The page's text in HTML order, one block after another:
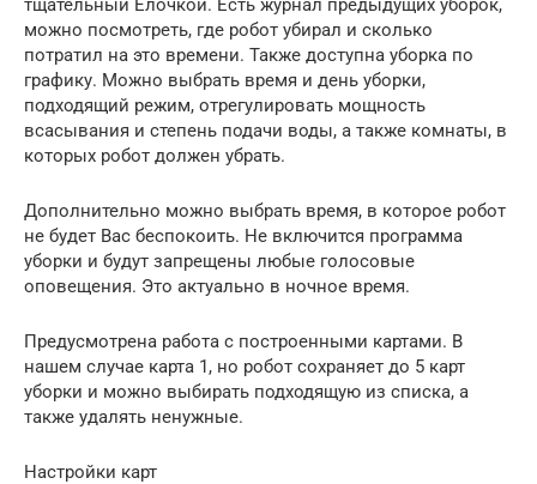
можно посмотреть, где робот убирал и сколько
потратил на это времени. Также доступна уборка по
графику. Можно выбрать время и день уборки,
подходящий режим, отрегулировать мощность
всасывания и степень подачи воды, а также комнаты, в
которых робот должен убрать.
Дополнительно можно выбрать время, в которое робот
не будет Вас беспокоить. Не включится программа
уборки и будут запрещены любые голосовые
оповещения. Это актуально в ночное время.
Предусмотрена работа с построенными картами. В
нашем случае карта 1, но робот сохраняет до 5 карт
уборки и можно выбирать подходящую из списка, а
также удалять ненужные.
Настройки карт